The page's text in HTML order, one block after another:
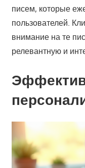
писем, которые
пользователей.
внимание на те
релевантную и